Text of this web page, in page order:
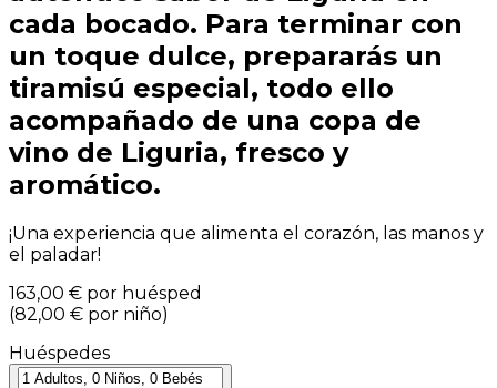
cada bocado. Para terminar con
un toque dulce, prepararás un
tiramisú especial, todo ello
acompañado de una copa de
vino de Liguria, fresco y
aromático.
¡Una experiencia que alimenta el corazón, las manos y
el paladar!
163,00 € por huésped
(82,00 € por niño)
Huéspedes